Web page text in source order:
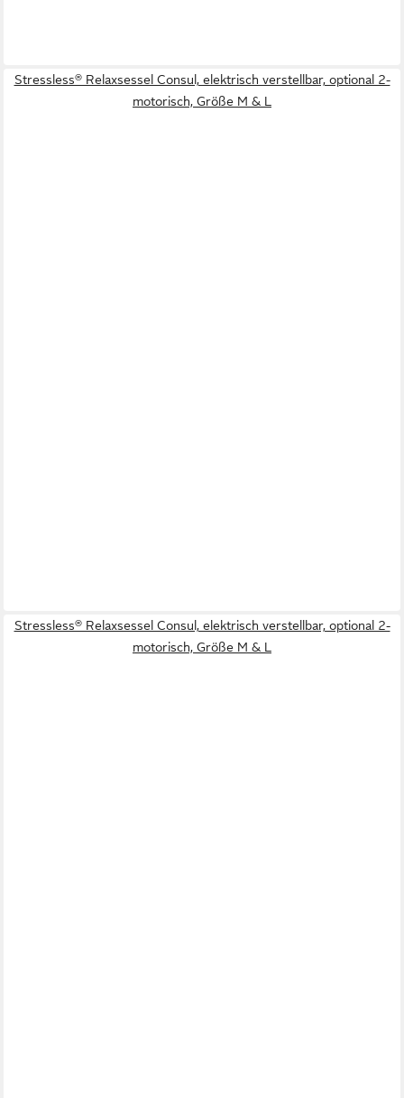
Stressless® Relaxsessel Consul, elektrisch verstellbar, optional 2-
motorisch, Größe M & L
Stressless® Relaxsessel Consul, elektrisch verstellbar, optional 2-
motorisch, Größe M & L